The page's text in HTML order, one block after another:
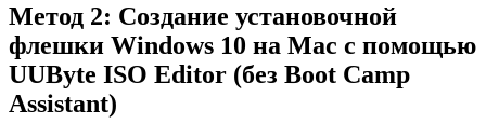
Метод 2: Создание установочной
флешки Windows 10 на Mac с помощью
UUByte ISO Editor (без Boot Camp
Assistant)